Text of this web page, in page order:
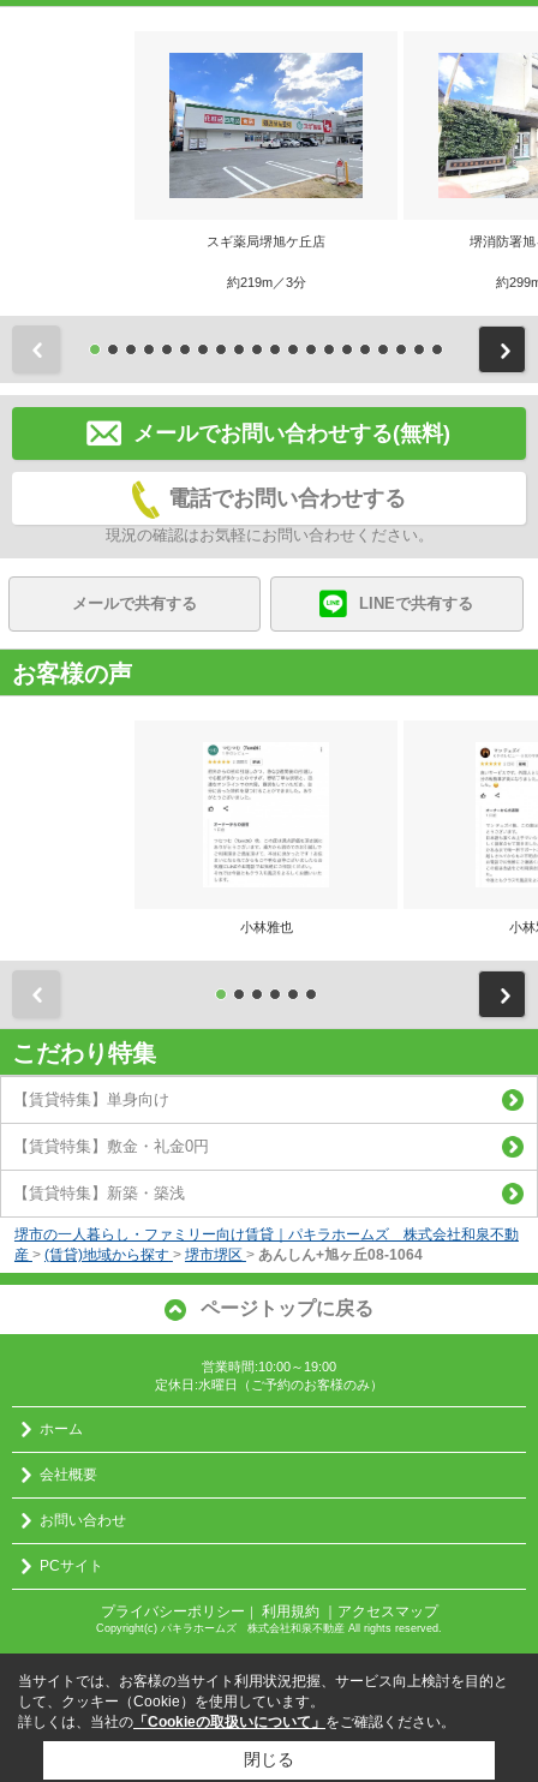
スギ薬局堺旭ケ丘店
約219m／3分
堺消防署
約
メールでお問い合わせする(無料)
電話でお問い合わせする
現況の確認はお気軽にお問い合わせください。
メールで共有する LINEで共有する
お客様の声
小林雅也 小林
こだわり特集
【賃貸特集】単身向け
【賃貸特集】敷金・礼金0円
【賃貸特集】新築・築浅
堺市の一人暮らし・ファミリー向け賃貸｜パキラホームズ 株式会社和泉不動
産 > (賃貸)地域から探す > 堺市堺区 > あんしん+旭ヶ丘08-1064
ページトップに戻る
営業時間:10:00～19:00
定休日:水曜日（ご予約のお客様のみ）
ホーム
会社概要
お問い合わせ
PCサイト
プライバシーポリシー 利用規約 ｜アクセスマップ
Copyright(c) パキラホームズ 株式会社和泉不動産 All rights reserved.
当サイトでは、お客様の当サイト利用状況把握、サービス向上検討を目的と
して、クッキー（Cookie）を使用しています。
詳しくは、当社の 「Cookieの取扱いについて」 をご確認ください。
閉じる